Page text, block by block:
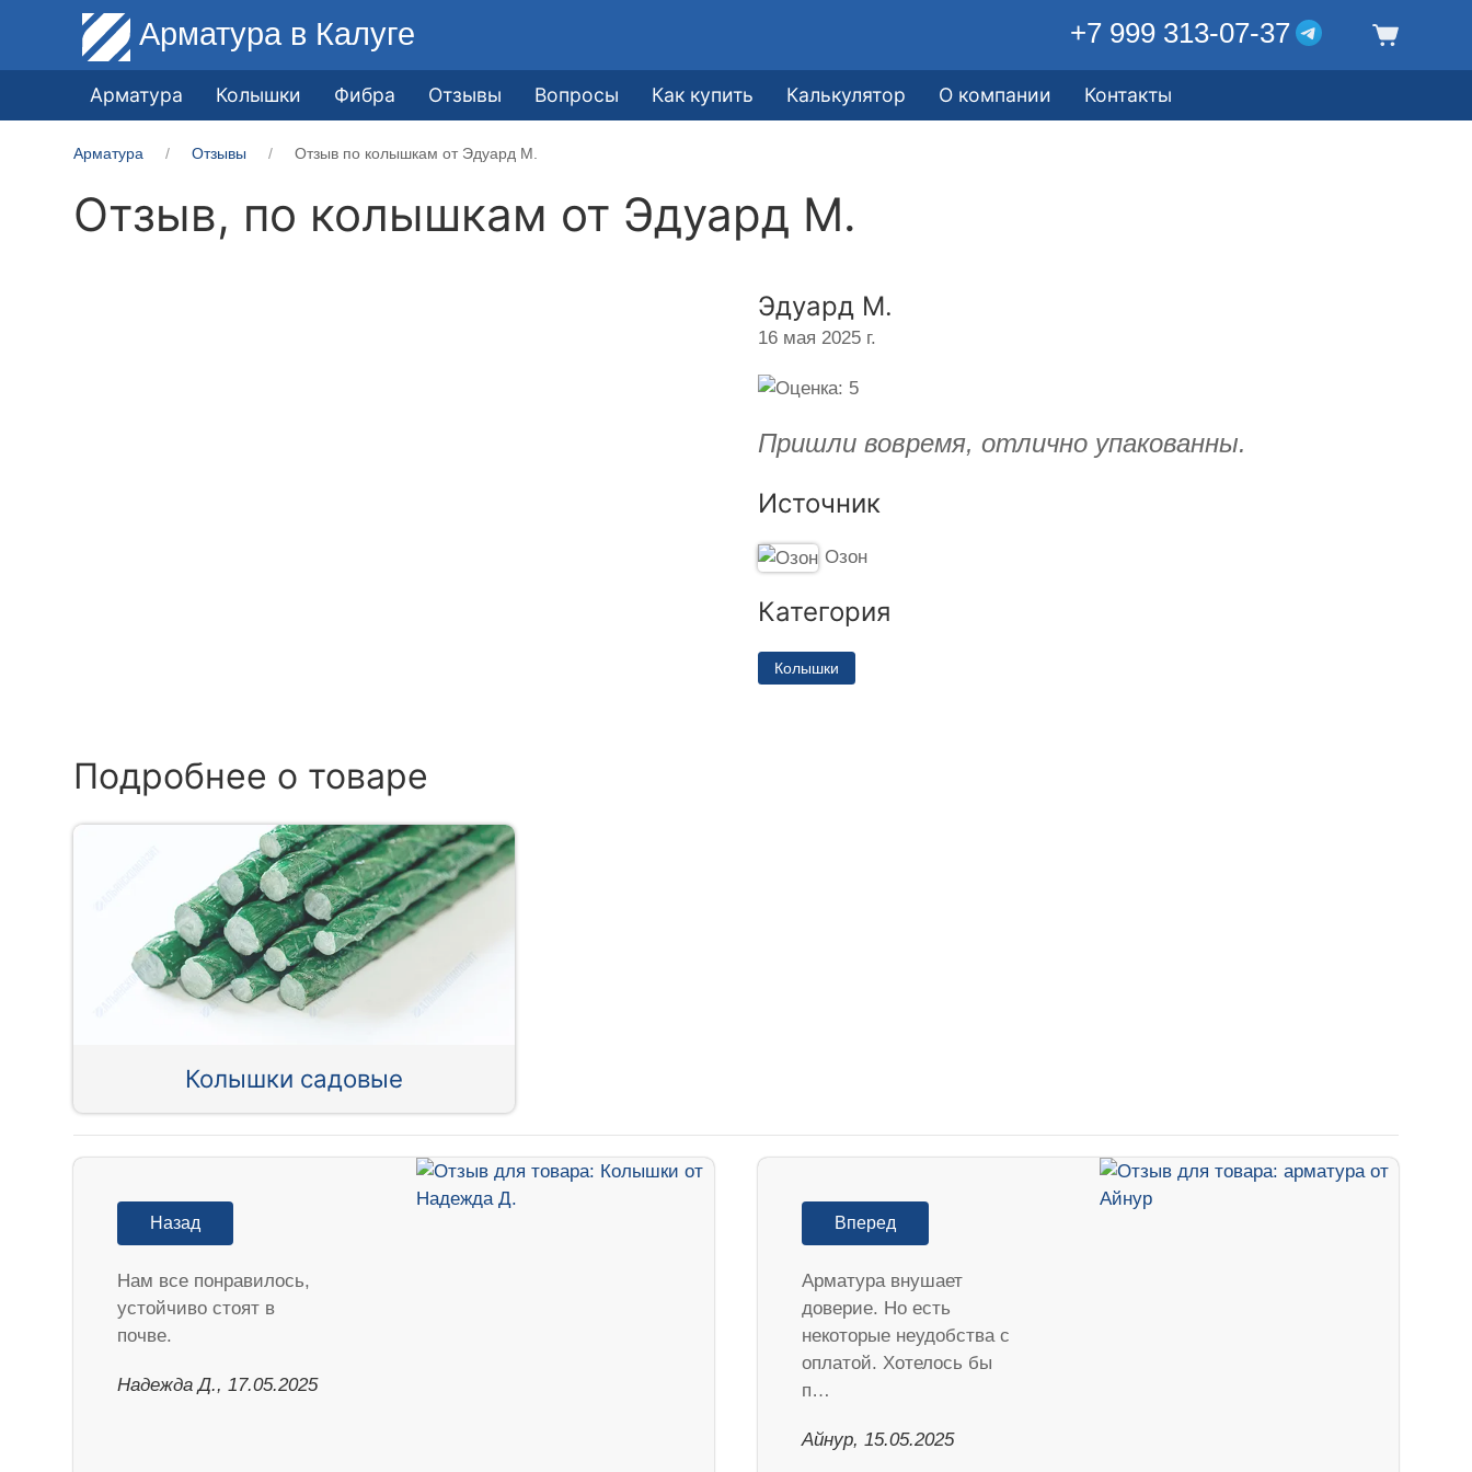
Арматура в Калуге +7 999 313-07-37
Арматура Колышки Фибра Отзывы Вопросы Как купить Калькулятор О компании Контакты
Арматура Отзывы Отзыв по колышкам от Эдуард М.
Отзыв, по колышкам от Эдуард М.
Эдуард М.
16 мая 2025 г.
Пришли вовремя, отлично упакованны.
Источник
Озон
Категория
Колышки
Подробнее о товаре
Колышки садовые
Назад
Нам все понравилось,
устойчиво стоят в
почве.
Надежда Д., 17.05.2025
Вперед
Арматура внушает
доверие. Но есть
некоторые неудобства с
оплатой. Хотелось бы
п…
Айнур, 15.05.2025